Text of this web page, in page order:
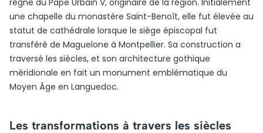
règne du Pape Urbain V, originaire de la région. Initialement
une chapelle du monastère Saint-Benoît, elle fut élevée au
statut de cathédrale lorsque le siège épiscopal fut
transféré de Maguelone à Montpellier. Sa construction a
traversé les siècles, et son architecture gothique
méridionale en fait un monument emblématique du
Moyen Âge en Languedoc.
Les transformations à travers les siècles